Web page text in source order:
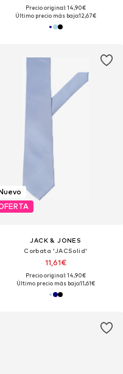
Precio original: 14,90€
Último precio más bajo:12,67€
JACK & JONES
Corbata 'JACSolid'
11,61€
Precio original: 14,90€
Último precio más bajo:11,61€